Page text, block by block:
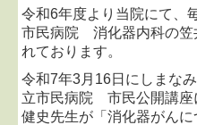
令和6年度より当院にて、
市民病院 消化器内科の
れております。
令和7年3月16日にしまな
立市民病院 市民公開講
健史先生が「消化器がん